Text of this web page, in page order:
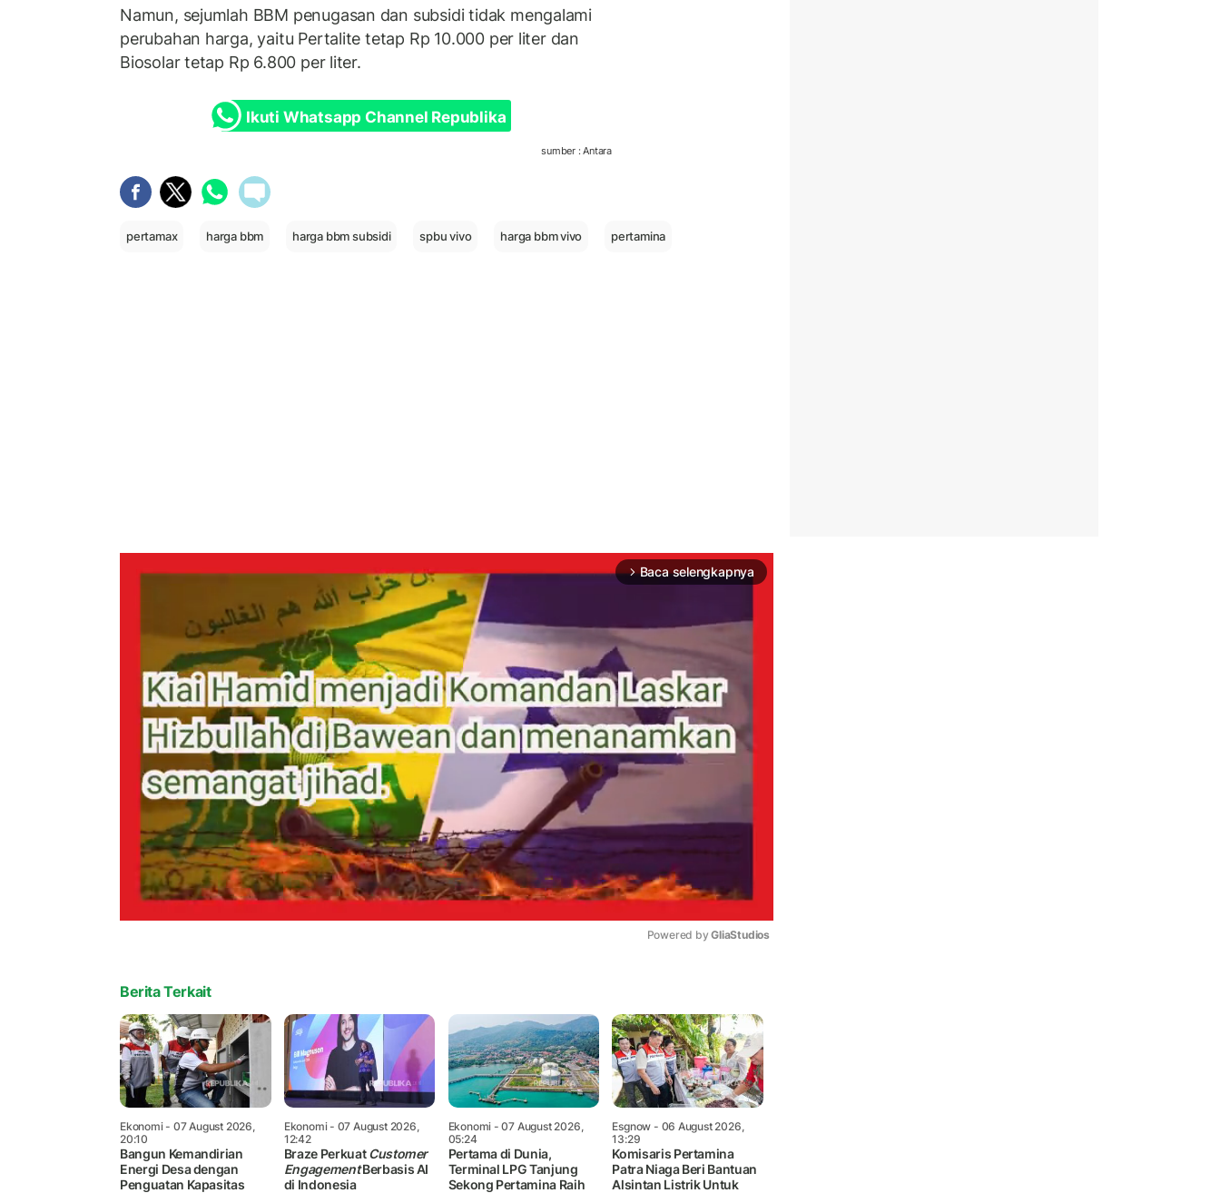
Namun, sejumlah BBM penugasan dan subsidi tidak mengalami
perubahan harga, yaitu Pertalite tetap Rp 10.000 per liter dan
Biosolar tetap Rp 6.800 per liter.
Ikuti Whatsapp Channel Republika
sumber : Antara
pertamax harga bbm harga bbm subsidi spbu vivo harga bbm vivo pertamina
arrow_forward_ios Baca selengkapnya
Powered by GliaStudios
Berita Terkait
Ekonomi- 07 August 2026,
20:10
Bangun Kemandirian
Energi Desa dengan
Penguatan Kapasitas
Ekonomi- 07 August 2026,
12:42
Braze PerkuatCustomer
EngagementBerbasis AI
di Indonesia
Ekonomi - 07 August 2026,
05:24
Pertama di Dunia,
Terminal LPG Tanjung
Sekong Pertamina Raih
Esgnow - 06 August 2026,
13:29
Komisaris Pertamina
Patra Niaga Beri Bantuan
Alsintan Listrik Untuk